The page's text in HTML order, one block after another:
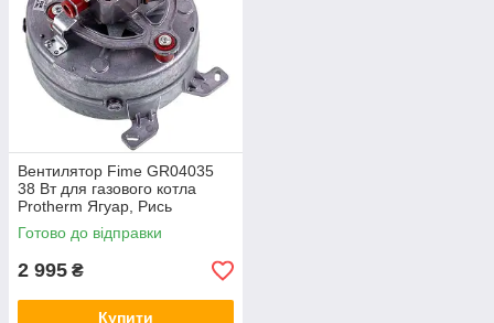
Вентилятор Fime GR04035
38 Вт для газового котла
Protherm Ягуар, Рись
D003201822
Готово до відправки
2 995 ₴
Купити